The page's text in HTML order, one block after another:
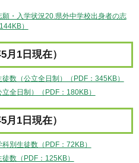
・入学状況20.県外中学校出身者の志
）
1日現在）
数（公立全日制）（PDF：345KB）
全日制）（PDF：180KB）
1日現在）
別生徒数（PDF：72KB）
数（PDF：125KB）